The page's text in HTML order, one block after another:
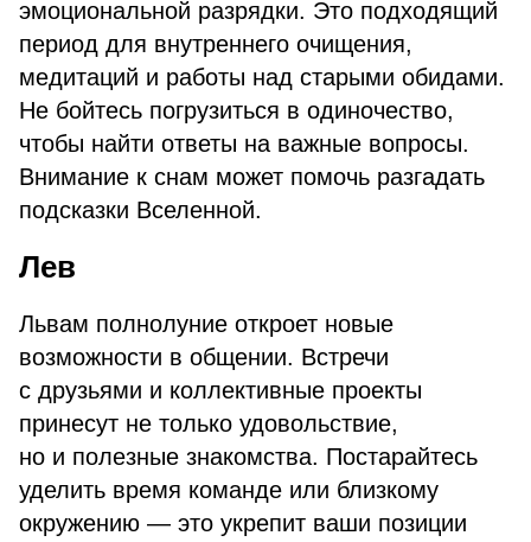
эмоциональной разрядки. Это подходящий
период для внутреннего очищения,
медитаций и работы над старыми обидами.
Не бойтесь погрузиться в одиночество,
чтобы найти ответы на важные вопросы.
Внимание к снам может помочь разгадать
подсказки Вселенной.
Лев
Львам полнолуние откроет новые
возможности в общении. Встречи
с друзьями и коллективные проекты
принесут не только удовольствие,
но и полезные знакомства. Постарайтесь
уделить время команде или близкому
окружению — это укрепит ваши позиции